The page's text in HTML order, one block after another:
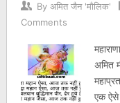
By अमित जैन 'मौलिक'
Comments
अमित
एक ऐसे